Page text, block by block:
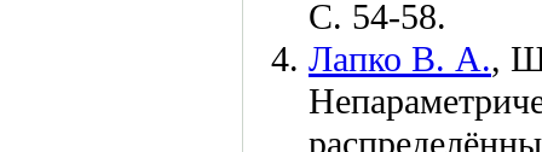
С. 54-58.
Лапко В. А.,